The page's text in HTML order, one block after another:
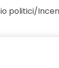
politici/